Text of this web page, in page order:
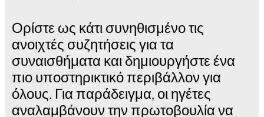
Ορίστε ως κάτι συνηθισμένο τις
ανοιχτές συζητήσεις για τα
συναισθήματα και δημιουργήστε ένα
πιο υποστηρικτικό περιβάλλον για
όλους. Για παράδειγμα, οι ηγέτες
αναλαμβάνουν την πρωτοβουλία να